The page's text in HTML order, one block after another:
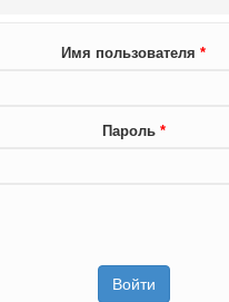
Имя пользователя *
Пароль *